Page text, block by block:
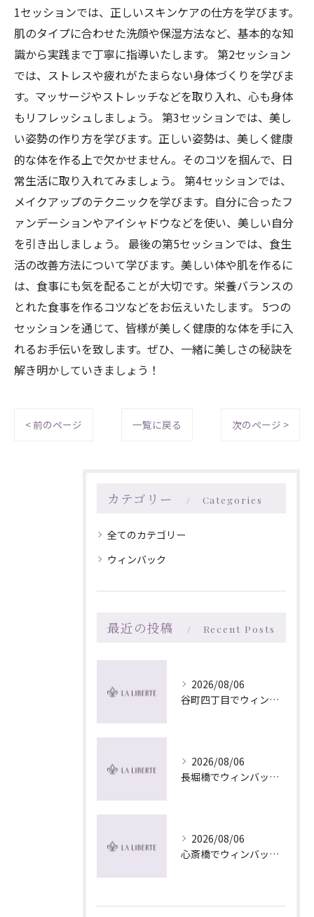
1セッションでは、正しいスキンケアの仕方を学びます。
肌のタイプに合わせた洗顔や保湿方法など、基本的な知
識から実践まで丁寧に指導いたします。 第2セッション
では、ストレスや疲れがたまらない身体づくりを学びま
す。マッサージやストレッチなどを取り入れ、心も身体
もリフレッシュしましょう。 第3セッションでは、美し
い姿勢の作り方を学びます。正しい姿勢は、美しく健康
的な体を作る上で欠かせません。そのコツを掴んで、日
常生活に取り入れてみましょう。 第4セッションでは、
メイクアップのテクニックを学びます。自分に合ったフ
ァンデーションやアイシャドウなどを使い、美しい自分
を引き出しましょう。 最後の第5セッションでは、食生
活の改善方法について学びます。美しい体や肌を作るに
は、食事にも気を配ることが大切です。栄養バランスの
とれた食事を作るコツなどをお伝えいたします。 5つの
セッションを通じて、皆様が美しく健康的な体を手に入
れるお手伝いを致します。ぜひ、一緒に美しさの秘訣を
解き明かしていきましょう！
< 前のページ 一覧に戻る 次のページ >
カテゴリー Categories
全てのカテゴリー
ウィンバック
最近の投稿 Recent Posts
2026/08/06
谷町四丁目でウィンバック×マッサージ｜LA LIBERTE
2026/08/06
長堀橋でウィンバック×マッサージ｜LA LIBERTE
2026/08/06
心斎橋でウィンバック×マッサージ｜LA LIBERTE